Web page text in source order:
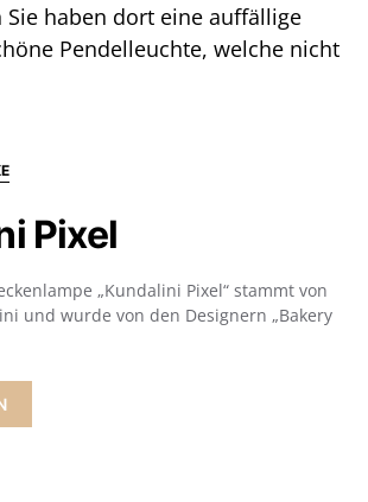
Sie haben dort eine auffällige
Pendelleuchte, welche nicht
Pixel
„Kundalini Pixel“ stammt von
und wurde von den Designern „Bakery